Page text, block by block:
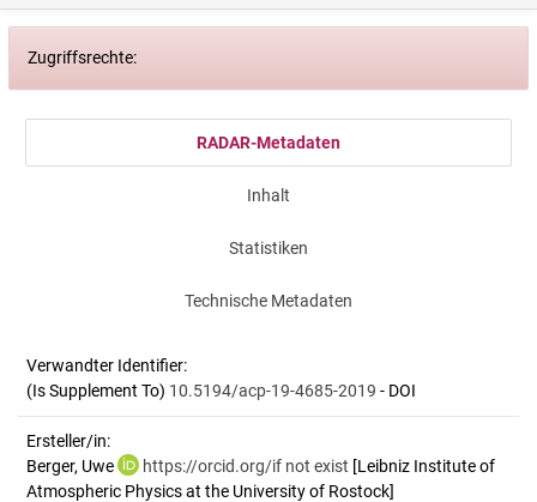
Zugriffsrechte:
RADAR-Metadaten
Inhalt
Statistiken
Technische Metadaten
Verwandter Identifier:
(Is Supplement To) 10.5194/acp-19-4685-2019 - DOI
Ersteller/in:
Berger, Uwe
https://orcid.org/if not exist [Leibniz Institute of
Atmospheric Physics at the University of Rostock]